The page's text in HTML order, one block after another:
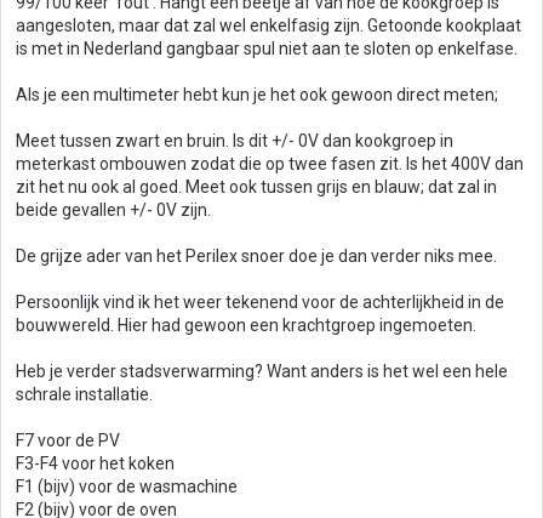
aangesloten, maar dat zal wel enkelfasig zijn. Getoonde kookplaat
is met in Nederland gangbaar spul niet aan te sloten op enkelfase.
Als je een multimeter hebt kun je het ook gewoon direct meten;
Meet tussen zwart en bruin. Is dit +/- 0V dan kookgroep in
meterkast ombouwen zodat die op twee fasen zit. Is het 400V dan
zit het nu ook al goed. Meet ook tussen grijs en blauw; dat zal in
beide gevallen +/- 0V zijn.
De grijze ader van het Perilex snoer doe je dan verder niks mee.
Persoonlijk vind ik het weer tekenend voor de achterlijkheid in de
bouwwereld. Hier had gewoon een krachtgroep ingemoeten.
Heb je verder stadsverwarming? Want anders is het wel een hele
schrale installatie.
F7 voor de PV
F3-F4 voor het koken
F1 (bijv) voor de wasmachine
F2 (bijv) voor de oven